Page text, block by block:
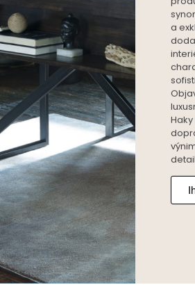
a